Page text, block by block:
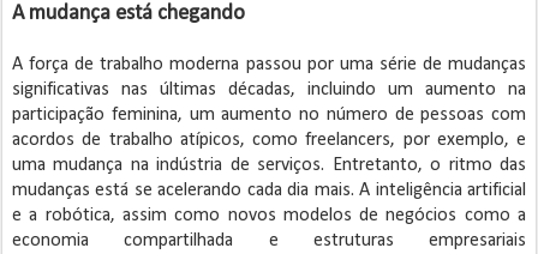
A mudança está chegando
A força de trabalho moderna passou por uma série de mudanças
significativas nas últimas décadas, incluindo um aumento na
participação feminina, um aumento no número de pessoas com
acordos de trabalho atípicos, como freelancers, por exemplo, e
uma mudança na indústria de serviços. Entretanto, o ritmo das
mudanças está se acelerando cada dia mais. A inteligência artificial
e a robótica, assim como novos modelos de negócios como a
economia compartilhada e estruturas empresariais